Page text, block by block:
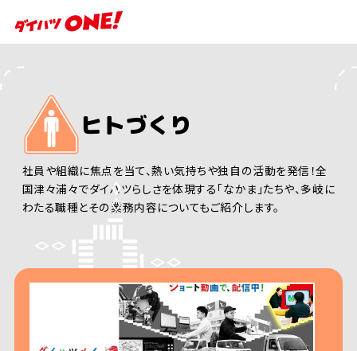
ヒトづくり
社員や組織に焦点を当て、熱い気持ちや独自の活動を発信！全
国津々浦々でダイハツらしさを体現する「なかま」たちや、多岐に
わたる職種とその業務内容についてもご紹介します。